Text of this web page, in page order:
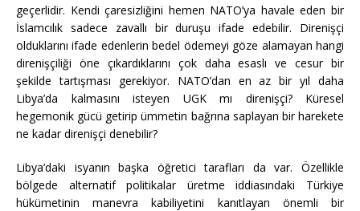
geçerlidir. Kendi çaresizliğini hemen NATO’ya havale eden bir
İslamcılık sadece zavallı bir duruşu ifade edebilir. Direnişçi
olduklarını ifade edenlerin bedel ödemeyi göze alamayan hangi
direnişçiliği öne çıkardıklarını çok daha esaslı ve cesur bir
şekilde tartışması gerekiyor. NATO’dan en az bir yıl daha
Libya’da kalmasını isteyen UGK mı direnişçi? Küresel
hegemonik gücü getirip ümmetin bağrına saplayan bir harekete
ne kadar direnişçi denebilir?
Libya’daki isyanın başka öğretici tarafları da var. Özellikle
bölgede alternatif politikalar üretme iddiasındaki Türkiye
hükümetinin manevra kabiliyetini kanıtlayan önemli bir